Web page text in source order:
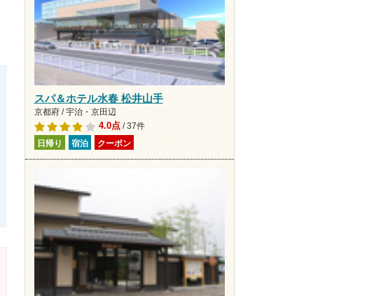
スパ＆ホテル水春 松井山手
京都府 / 宇治・京田辺
4.0点/ 37件
日帰り 宿泊 クーポン